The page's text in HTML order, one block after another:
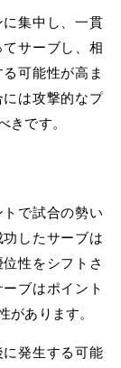
集中し、一貫
サーブし、相
可能性が高ま
は攻撃的なプ
きです。
で試合の勢い
したサーブは
性をシフトさ
ブはポイント
があります。
発生する可能